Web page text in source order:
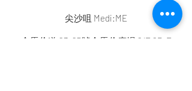
尖沙咀 Medi:ME
金馬倫道 23-25號金馬倫廣場 6/F 6D-E